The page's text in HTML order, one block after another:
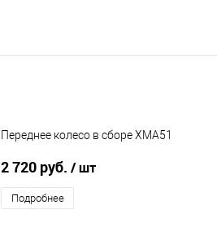
Переднее колесо в сборе XMA51
2 720 руб. / шт
Подробнее